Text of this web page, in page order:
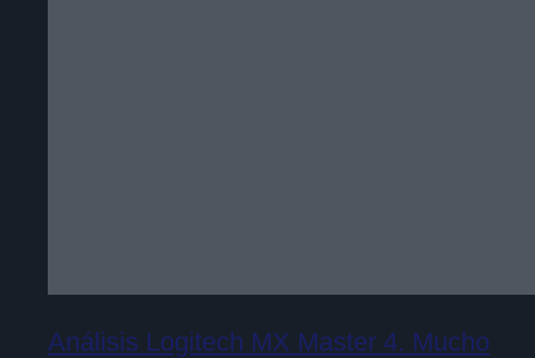
Análisis Logitech MX Master 4. Mucho